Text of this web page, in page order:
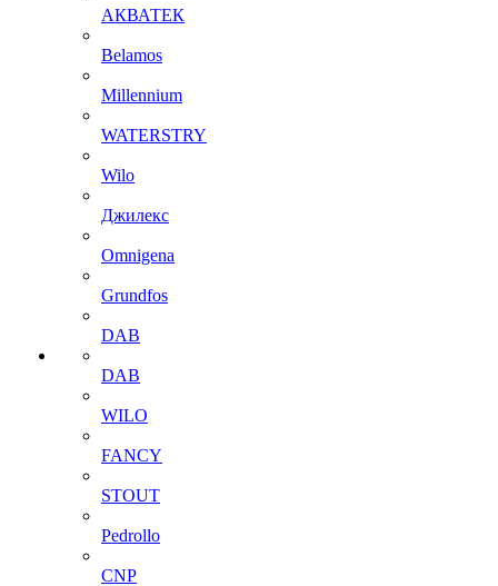
АКВАТЕК
Belamos
Millennium
WATERSTRY
Wilo
Джилекс
Omnigena
Grundfos
DAB
DAB
WILO
FANCY
STOUT
Pedrollo
CNP